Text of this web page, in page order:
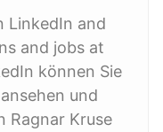
LinkedIn and
and jobs at
können Sie
und
Ragnar Kruse